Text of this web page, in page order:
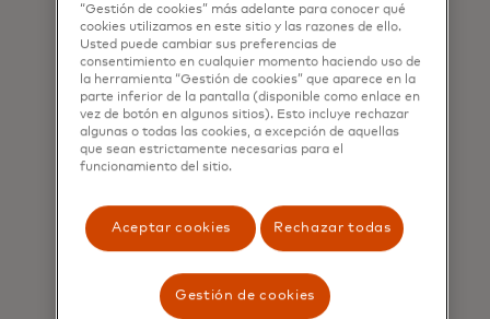
productos
bancarios.
Trabajando
juntos,
podemos
cerciorándonos
de que el
acceso
realmente
“Gestión de cookies” más adelante para conocer qué
cookies utilizamos en este sitio y las razones de ello.
Usted puede cambiar sus preferencias de
consentimiento en cualquier momento haciendo uso de
la herramienta “Gestión de cookies” que aparece en la
parte inferior de la pantalla (disponible como enlace en
vez de botón en algunos sitios). Esto incluye rechazar
algunas o todas las cookies, a excepción de aquellas
que sean estrictamente necesarias para el
funcionamiento del sitio.
Aceptar cookies Rechazar todas
Gestión de cookies